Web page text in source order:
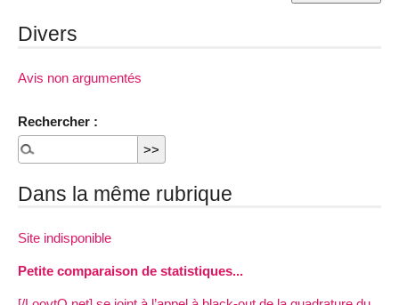
Divers
Avis non argumentés
Rechercher :
Dans la même rubrique
Site indisponible
Petite comparaison de statistiques...